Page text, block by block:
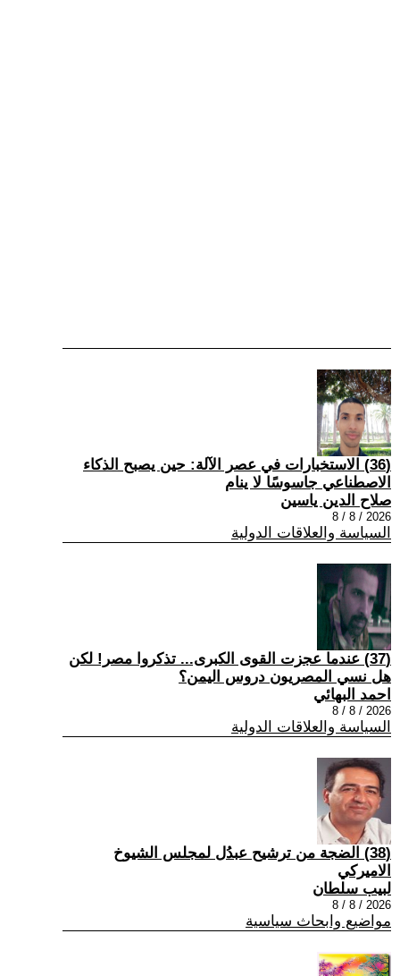
(36) الاستخبارات في عصر الآلة: حين يصبح الذكاء
الاصطناعي جاسوسًا لا ينام
صلاح الدين ياسين
2026 / 8 / 8
السياسة والعلاقات الدولية
(37) عندما عجزت القوى الكبرى... تذكروا مصر! لكن
هل نسي المصريون دروس اليمن؟
احمد البهائي
2026 / 8 / 8
السياسة والعلاقات الدولية
(38) الضجة من ترشيح عبدُل لمجلس الشيوخ
الاميركي
لبيب سلطان
2026 / 8 / 8
مواضيع وابحاث سياسية